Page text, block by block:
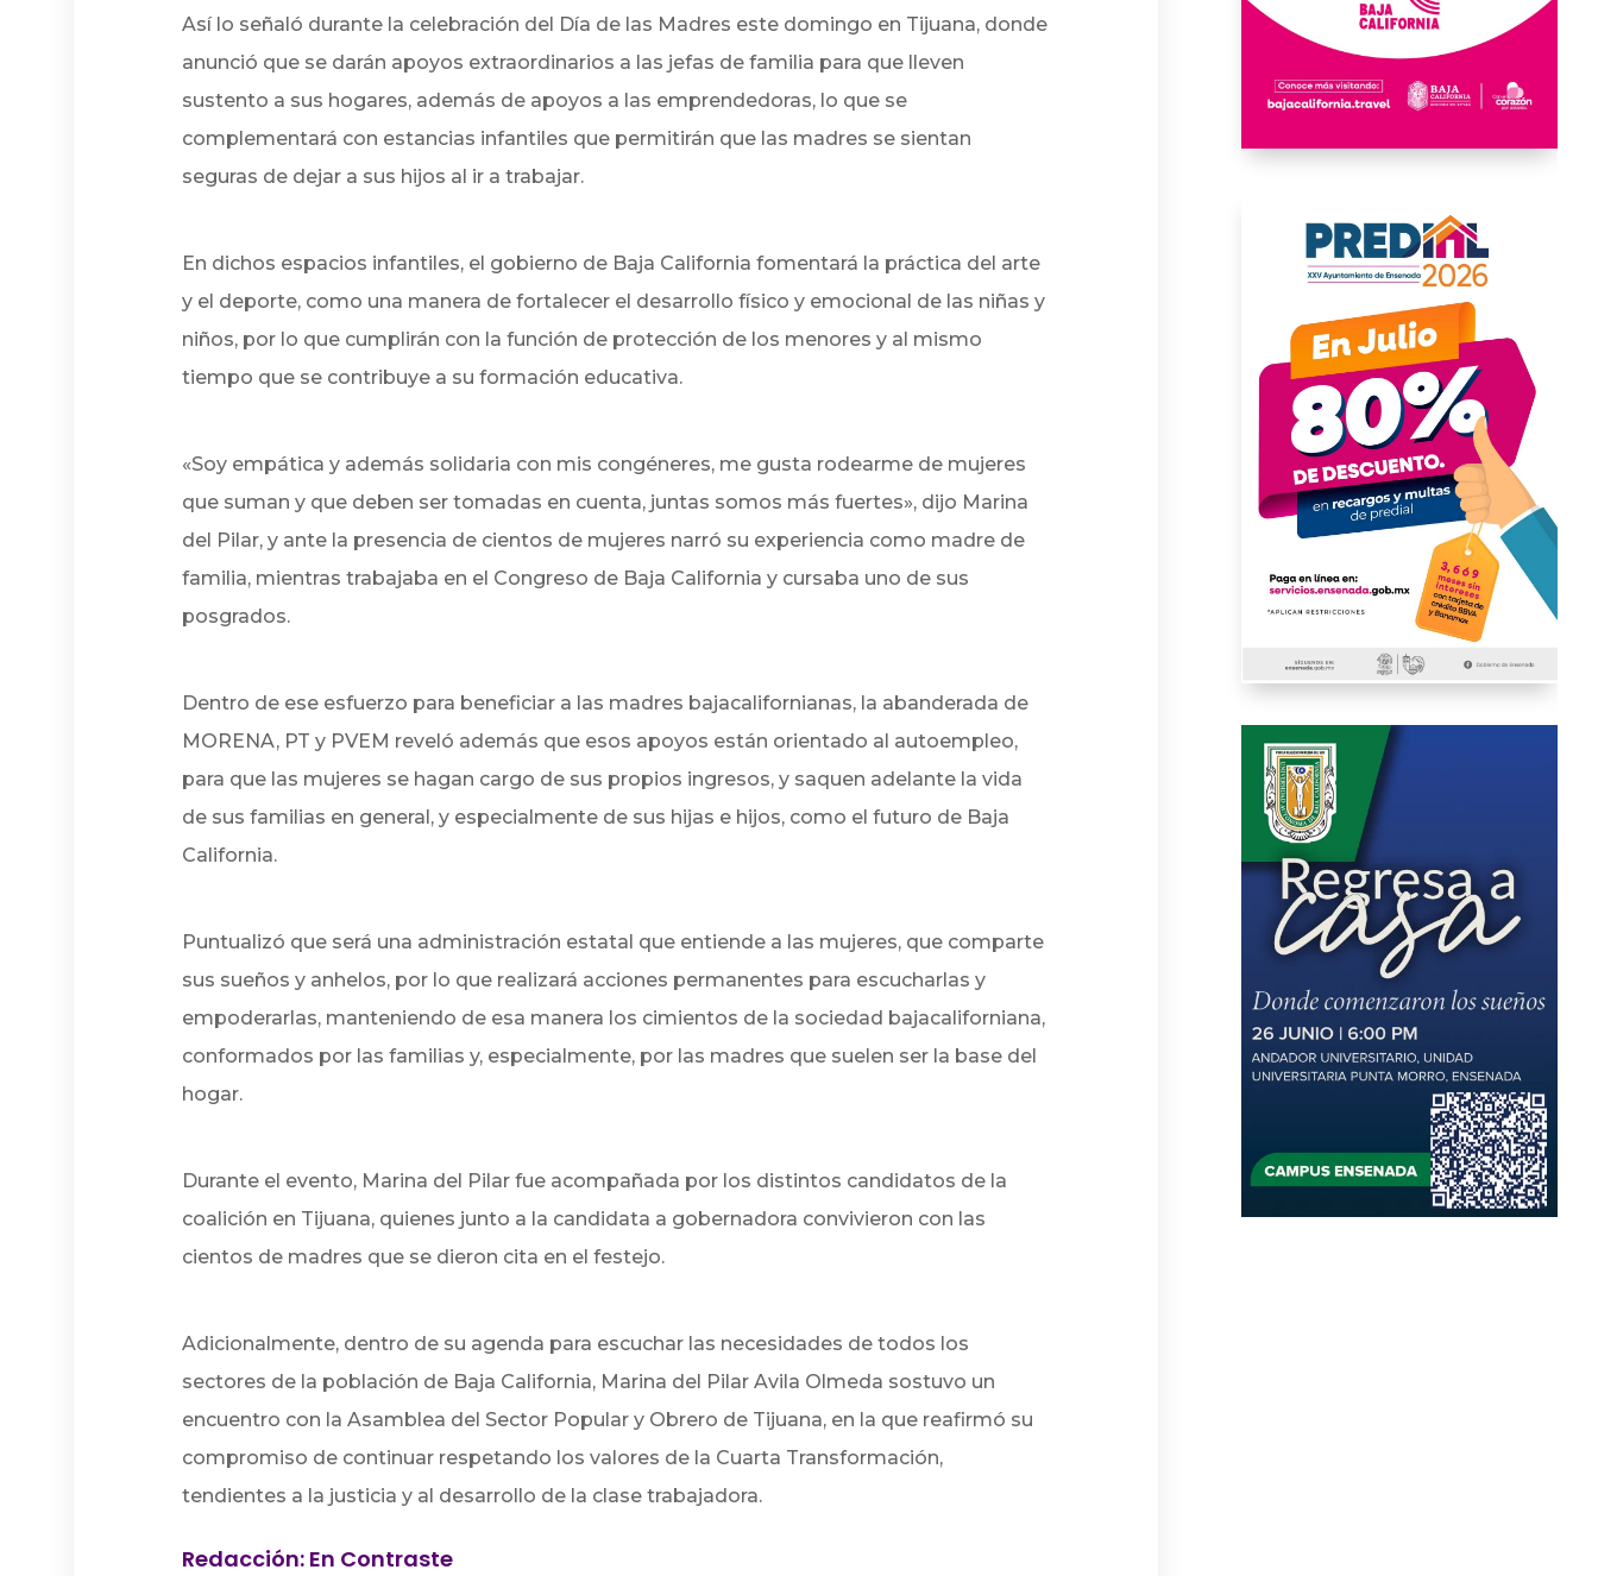
Así lo señaló durante la celebración del Día de las Madres este domingo en Tijuana, donde
anunció que se darán apoyos extraordinarios a las jefas de familia para que lleven
sustento a sus hogares, además de apoyos a las emprendedoras, lo que se
complementará con estancias infantiles que permitirán que las madres se sientan
seguras de dejar a sus hijos al ir a trabajar.
En dichos espacios infantiles, el gobierno de Baja California fomentará la práctica del arte
y el deporte, como una manera de fortalecer el desarrollo físico y emocional de las niñas y
niños, por lo que cumplirán con la función de protección de los menores y al mismo
tiempo que se contribuye a su formación educativa.
«Soy empática y además solidaria con mis congéneres, me gusta rodearme de mujeres
que suman y que deben ser tomadas en cuenta, juntas somos más fuertes», dijo Marina
del Pilar, y ante la presencia de cientos de mujeres narró su experiencia como madre de
familia, mientras trabajaba en el Congreso de Baja California y cursaba uno de sus
posgrados.
Dentro de ese esfuerzo para beneficiar a las madres bajacalifornianas, la abanderada de
MORENA, PT y PVEM reveló además que esos apoyos están orientado al autoempleo,
para que las mujeres se hagan cargo de sus propios ingresos, y saquen adelante la vida
de sus familias en general, y especialmente de sus hijas e hijos, como el futuro de Baja
California.
Puntualizó que será una administración estatal que entiende a las mujeres, que comparte
sus sueños y anhelos, por lo que realizará acciones permanentes para escucharlas y
empoderarlas, manteniendo de esa manera los cimientos de la sociedad bajacaliforniana,
conformados por las familias y, especialmente, por las madres que suelen ser la base del
hogar.
Durante el evento, Marina del Pilar fue acompañada por los distintos candidatos de la
coalición en Tijuana, quienes junto a la candidata a gobernadora convivieron con las
cientos de madres que se dieron cita en el festejo.
Adicionalmente, dentro de su agenda para escuchar las necesidades de todos los
sectores de la población de Baja California, Marina del Pilar Avila Olmeda sostuvo un
encuentro con la Asamblea del Sector Popular y Obrero de Tijuana, en la que reafirmó su
compromiso de continuar respetando los valores de la Cuarta Transformación,
tendientes a la justicia y al desarrollo de la clase trabajadora.
Redacción: En Contraste